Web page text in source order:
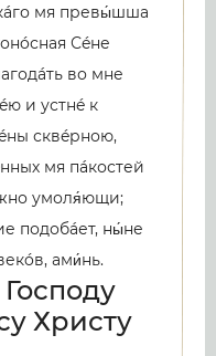
мя превы́шша
Сéне
во мне
и устнé к
сквéрною,
мя пáкостей
умоля́ющи;
подобáет, ны́не
ами́нь.
Христу